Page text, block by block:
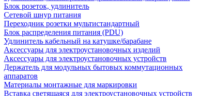
Блок розеток, удлинитель
Сетевой шнур питания
Переходник розетки мультистандартный
Блок распределения питания (PDU)
Удлинитель кабельный на катушке/барабане
Аксессуары для электроустановочных изделий
Аксессуары для электроустановочных устройств
Держатель для модульных бытовых коммутационных
аппаратов
Материалы монтажные для маркировки
Вставка светящаяся для электроустановочных устройств